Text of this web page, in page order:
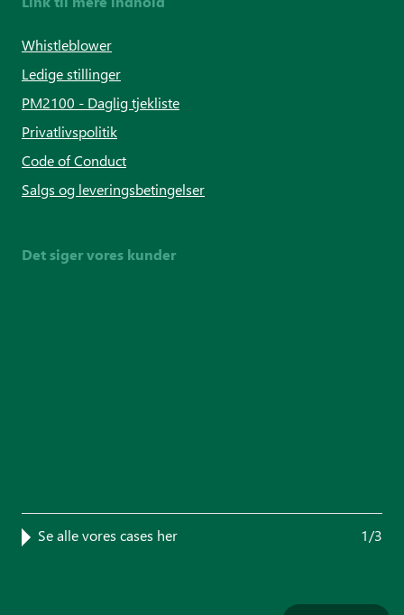
Whistleblower
Ledige stillinger
PM2100 - Daglig tjekliste
Privatlivspolitik
Code of Conduct
Salgs og leveringsbetingelser
Det siger vores kunder
Se alle vores cases her 1/3